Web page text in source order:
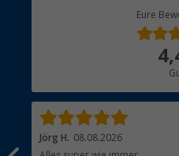
Eure
Jörg H. 08.08.2026